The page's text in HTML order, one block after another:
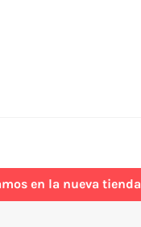
en la nueva